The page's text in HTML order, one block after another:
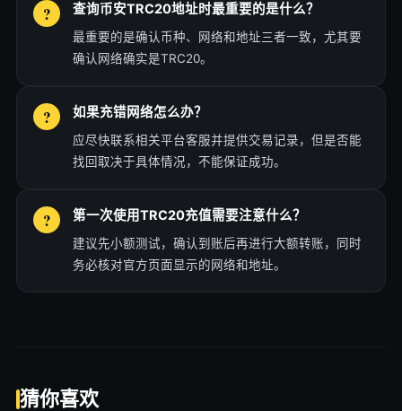
查询币安TRC20地址时最重要的是什么？
最重要的是确认币种、网络和地址三者一致，尤其要
确认网络确实是TRC20。
如果充错网络怎么办？
应尽快联系相关平台客服并提供交易记录，但是否能
找回取决于具体情况，不能保证成功。
第一次使用TRC20充值需要注意什么？
建议先小额测试，确认到账后再进行大额转账，同时
务必核对官方页面显示的网络和地址。
猜你喜欢